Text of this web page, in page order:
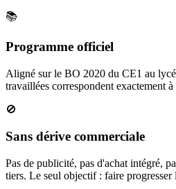
📚
Programme officiel
Aligné sur le BO 2020 du CE1 au
travaillées correspondent exactement
🚫
Sans dérive commerciale
Pas de publicité, pas d'achat intégré,
tiers. Le seul objectif : faire progresser